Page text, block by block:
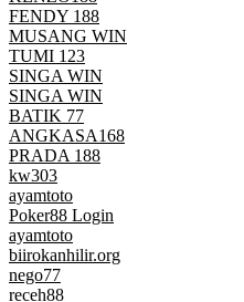
FENDY 188
MUSANG WIN
TUMI 123
SINGA WIN
SINGA WIN
BATIK 77
ANGKASA168
PRADA 188
kw303
ayamtoto
Poker88 Login
ayamtoto
biirokanhilir.org
nego77
receh88